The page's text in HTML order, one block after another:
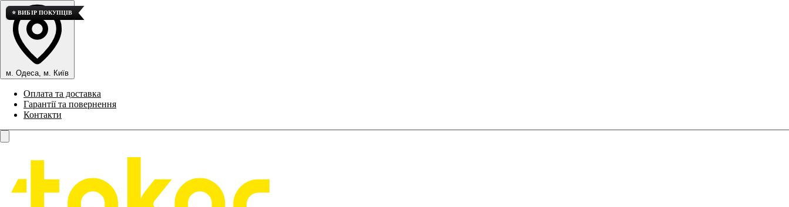
м. Одеса, м. Київ
Оплата та доставка
Гарантії та повернення
Контакти
💎 ВИСОКА ЯКІСТЬ
⭐ ВИБІР ПОКУПЦІВ